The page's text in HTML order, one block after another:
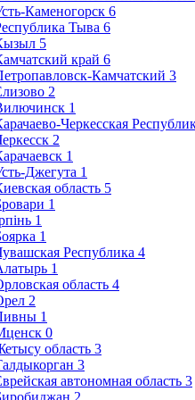
Каменогорск 6
Тыва 6
5
край 6
Камчатский 3
2
1
Черкесская
2
1
Джегута 1
область 5
1
1
1
Республика 4
1
область 4
2
1
0
область 3
3
автономная область 3
2